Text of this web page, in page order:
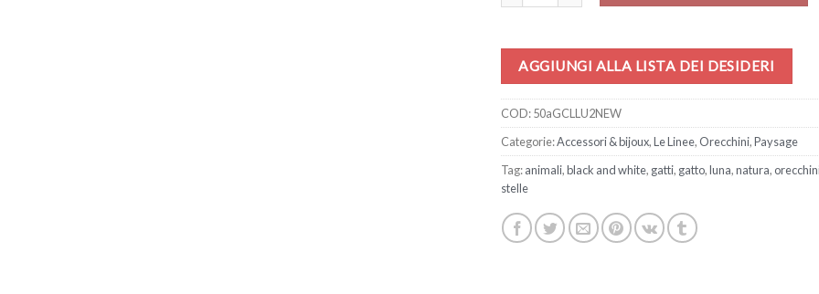
AGGIUNGI ALLA LISTA DEI DESIDERI
COD:50aGCLLU2NEW
Categorie:Accessori & bijoux,Le Linee, Orecchini,Paysage
Tag:animali,black and white, gatti, gatto,luna,natura,
stelle